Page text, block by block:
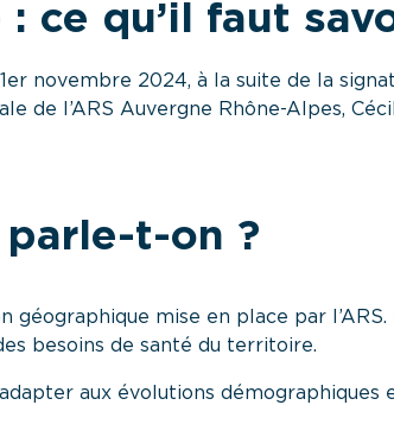
ce qu’il faut
novembre 2024, à la suite de la
de l’ARS Auvergne Rhône-Alpes,
t-on ?
géographique mise en place par l’ARS.
besoins de santé du territoire.
aux évolutions démographiques